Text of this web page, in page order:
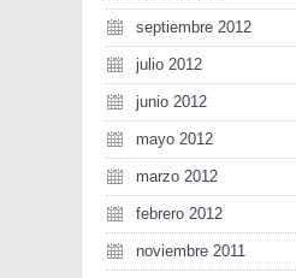
septiembre 2012
julio 2012
junio 2012
mayo 2012
marzo 2012
febrero 2012
noviembre 2011